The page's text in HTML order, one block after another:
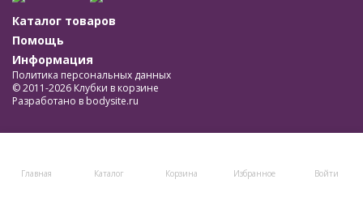
Главная Каталог Корзина Избранное Войти
Каталог товаров
Помощь
Информация
Политика персональных данных
© 2011-2026 Клубки в корзине
Разработано в bodysite.ru